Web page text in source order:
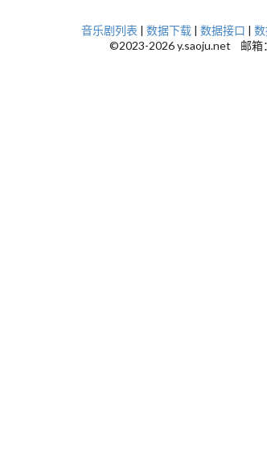
音乐剧列表 | 数据下载 | 数据接口 |
©2023-2026 y.saoju.net 邮箱